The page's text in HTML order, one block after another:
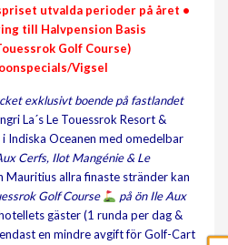
utvalda perioder på året •
till Halvpension Basis
Golf Course)
Vigsel
exklusivt boende på fastlandet
La´s Le Touessrok Resort &
Indiska Oceanen med omedelbar
Cerfs, Ilot Mangénie & Le
Mauritius allra finaste stränder kan
Golf Course
på ön Ile Aux
gäster (1 runda per dag &
en mindre avgift för Golf-Cart